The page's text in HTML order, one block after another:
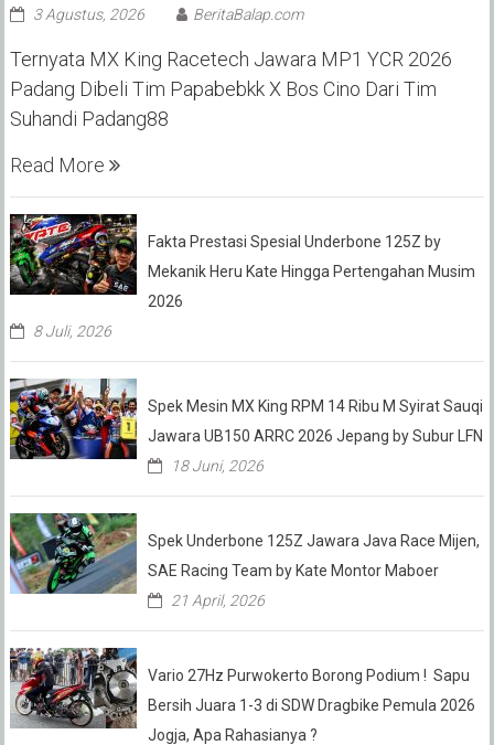
3 Agustus, 2026 BeritaBalap.com
Ternyata MX King Racetech Jawara MP1 YCR 2026
Padang Dibeli Tim Papabebkk X Bos Cino Dari Tim
Suhandi Padang88
Read More
Fakta Prestasi Spesial Underbone 125Z by
Mekanik Heru Kate Hingga Pertengahan Musim
2026
8 Juli, 2026
Spek Mesin MX King RPM 14 Ribu M Syirat Sauqi
Jawara UB150 ARRC 2026 Jepang by Subur LFN
18 Juni, 2026
Spek Underbone 125Z Jawara Java Race Mijen,
SAE Racing Team by Kate Montor Maboer
21 April, 2026
Vario 27Hz Purwokerto Borong Podium ! Sapu
Bersih Juara 1-3 di SDW Dragbike Pemula 2026
Jogja, Apa Rahasianya ?